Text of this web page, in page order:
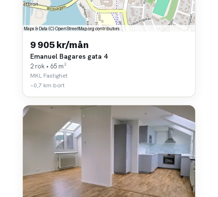
9 905 kr/mån
Emanuel Bagares gata 4
2 rok • 65 m²
MKL Fastighet
~0,7 km bort